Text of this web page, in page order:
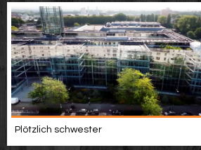
Plötzlich schwester